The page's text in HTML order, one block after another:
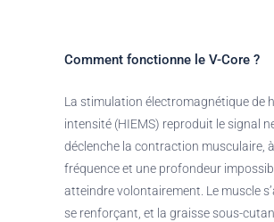
Comment fonctionne le V-Core ?
La stimulation électromagnétique de
intensité (HIEMS) reproduit le signal
déclenche la contraction musculaire,
fréquence et une profondeur
atteindre volontairement. Le muscle
se renforçant, et la graisse sous-